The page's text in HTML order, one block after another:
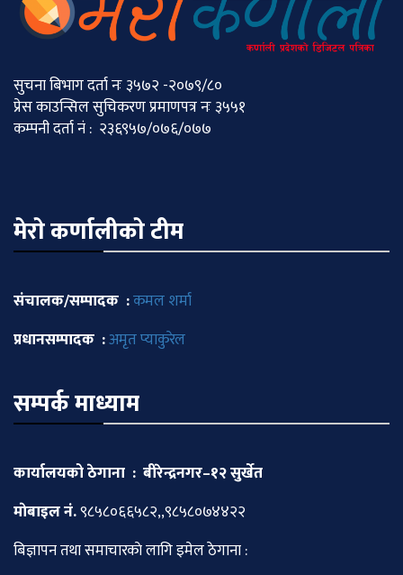
सुचना बिभाग दर्ता नः ३५७२ -२०७९/८०
प्रेस काउन्सिल सुचिकरण प्रमाणपत्र नः ३५५१
कम्पनी दर्ता नं : २३६९५७/०७६/०७७
मेराे कर्णालीकाे टीम
संचालक/सम्पादक :कमल शर्मा
प्रधानसम्पादक :अमृत प्याकुरेल
सम्पर्क माध्याम
कार्यालयको ठेगाना : बीरेन्द्रनगर–१२ सुर्खेत
माेबाइल नं.९८५८०६६५८२,,९८५८०७४४२२
बिज्ञापन तथा समाचारकाे लागि इमेल ठेगाना :